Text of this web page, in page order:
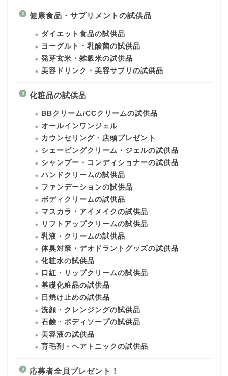
健康食品・サプリメントの試供品
ダイエット食品の試供品
ヨーグルト・乳酸菌の試供品
発芽玄米・雑穀米の試供品
美容ドリンク・美容サプリの試供品
化粧品の試供品
BBクリーム/CCクリームの試供品
オールインワンジェル
カウンセリング・店頭プレゼント
シェービングクリーム・ジェルの試供品
シャンプー・コンディショナーの試供品
ハンドクリームの試供品
ファンデーションの試供品
ボディクリームの試供品
マスカラ・アイメイクの試供品
リフトアップクリームの試供品
乳液・クリームの試供品
体臭対策・デオドラントグッズの試供品
化粧水の試供品
口紅・リップクリームの試供品
基礎化粧品の試供品
日焼け止めの試供品
洗顔・クレンジングの試供品
石鹸・ボディソープの試供品
美容液の試供品
育毛剤・ヘアトニックの試供品
応募者全員プレゼント！